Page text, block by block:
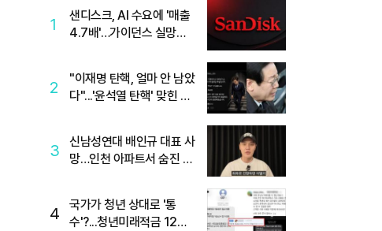
1
샌디스크, AI 수요에 '매출
4.7배'…가이던스 실망에
2
"이재명 탄핵, 얼마 안 남았
다"...'윤석열 탄핵' 맞힌 무
3
신남성연대 배인규 대표 사
망…인천 아파트서 숨진 채
4
국가가 청년 상대로 '통
수'?...청년미래적금 12%